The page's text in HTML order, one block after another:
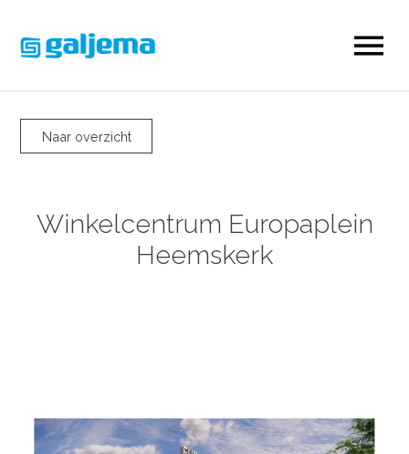
Naar overzicht
Winkelcentrum Europaplein
Heemskerk